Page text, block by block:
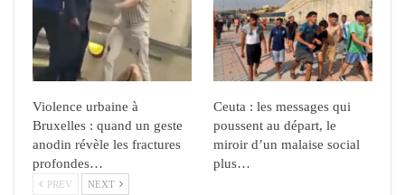
Violence urbaine à
Bruxelles : quand un geste
anodin révèle les fractures
profondes…
Ceuta : les messages qui
poussent au départ, le
miroir d’un malaise social
plus…
PREV NEXT